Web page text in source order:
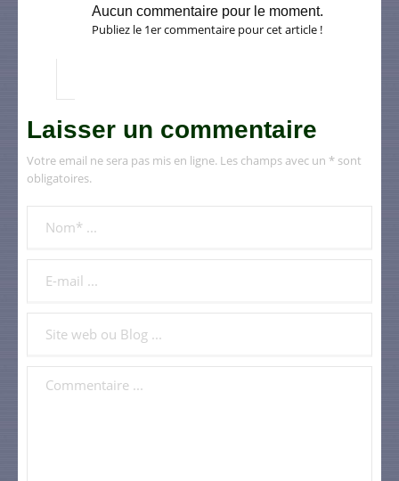
Aucun commentaire pour le moment.
Publiez le 1er commentaire pour cet article !
Laisser un commentaire
Votre email ne sera pas mis en ligne. Les champs avec un * sont
obligatoires.